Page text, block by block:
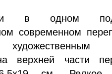
в одном
современном
верхней части